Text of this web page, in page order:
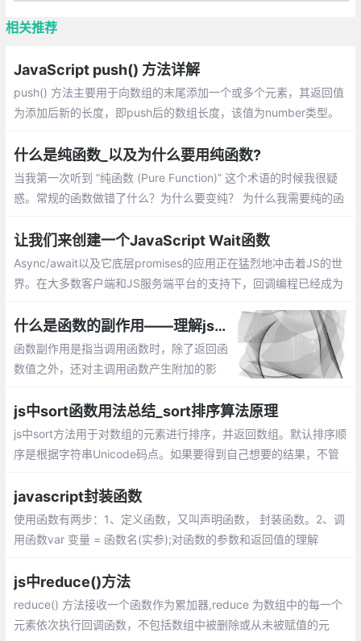
相关推荐
JavaScript push() 方法详解
push() 方法主要用于向数组的末尾添加一个或多个元素，其返回值
为添加后新的长度，即push后的数组长度，该值为number类型。
上、在对象使用push
什么是纯函数_以及为什么要用纯函数?
当我第一次听到 “纯函数 (Pure Function)” 这个术语的时候我很疑
惑。常规的函数做错了什么？为什么要变纯？ 为什么我需要纯的函
让我们来创建一个JavaScript Wait函数
Async/await以及它底层promises的应用正在猛烈地冲击着JS的世
界。在大多数客户端和JS服务端平台的支持下，回调编程已经成为
什么是函数的副作用——理解js编程中函数的副作用
函数副作用是指当调用函数时，除了返回函
数值之外，还对主调用函数产生附加的影
值，而且还做了其他的事情
js中sort函数用法总结_sort排序算法原理
js中sort方法用于对数组的元素进行排序，并返回数组。默认排序顺
序是根据字符串Unicode码点。如果要得到自己想要的结果，不管
小，然后返回一个用于说明这两个值的相对顺序的数字
javascript封装函数
使用函数有两步：1、定义函数，又叫声明函数， 封装函数。2、调
用函数var 变量 = 函数名(实参);对函数的参数和返回值的理解
js中reduce()方法
reduce() 方法接收一个函数作为累加器,reduce 为数组中的每一个
元素依次执行回调函数，不包括数组中被删除或从未被赋值的元